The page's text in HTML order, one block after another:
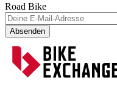
Road Bike
Absenden